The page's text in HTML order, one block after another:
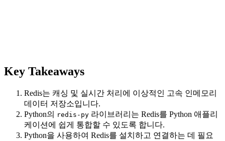
Key Takeaways
Redis는 캐싱 및 실시간 처리에 이상적인 고속 인메모리
데이터 저장소입니다.
Python의
redis-py 라이브러리는 Redis를 Python 애플리
케이션에 쉽게 통합할 수 있도록 합니다.
Python을 사용하여 Redis를 설치하고 연결하는 데 필요